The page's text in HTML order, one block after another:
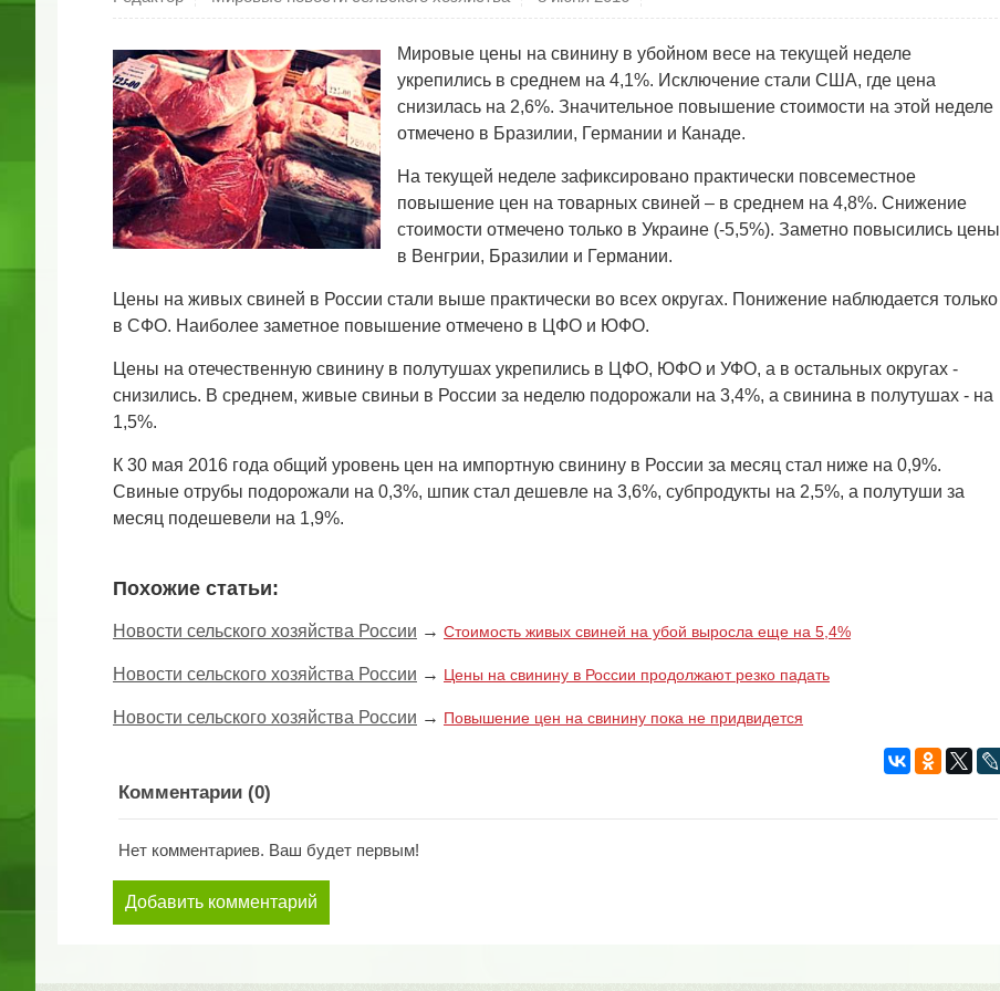
Мировые цены на свинину в убойном весе на текущей неделе
укрепились в среднем на 4,1%. Исключение стали США, где цена
снизилась на 2,6%. Значительное повышение стоимости на этой неделе
отмечено в Бразилии, Германии и Канаде.
На текущей неделе зафиксировано практически повсеместное
повышение цен на товарных свиней – в среднем на 4,8%. Снижение
стоимости отмечено только в Украине (-5,5%). Заметно повысились цены
в Венгрии, Бразилии и Германии.
Цены на живых свиней в России стали выше практически во всех округах. Понижение наблюдается только
в СФО. Наиболее заметное повышение отмечено в ЦФО и ЮФО.
Цены на отечественную свинину в полутушах укрепились в ЦФО, ЮФО и УФО, а в остальных округах -
снизились. В среднем, живые свиньи в России за неделю подорожали на 3,4%, а свинина в полутушах - на
1,5%.
К 30 мая 2016 года общий уровень цен на импортную свинину в России за месяц стал ниже на 0,9%.
Свиные отрубы подорожали на 0,3%, шпик стал дешевле на 3,6%, субпродукты на 2,5%, а полутуши за
месяц подешевели на 1,9%.
Похожие статьи:
Новости сельского хозяйства России → Стоимость живых свиней на убой выросла еще на 5,4%
Новости сельского хозяйства России → Цены на свинину в России продолжают резко падать
Новости сельского хозяйства России → Повышение цен на свинину пока не придвидется
Комментарии (0)
Нет комментариев. Ваш будет первым!
Добавить комментарий